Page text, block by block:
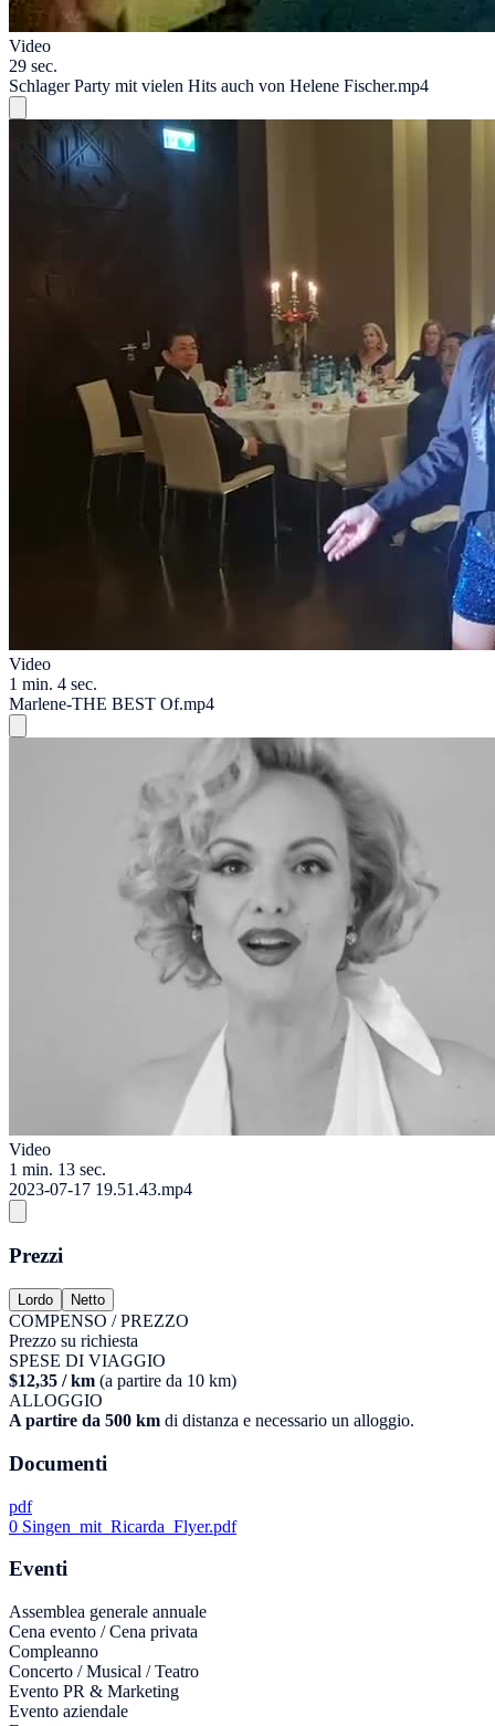
Video
29 sec.
Schlager Party mit vielen Hits auch von Helene Fischer.mp4
Video
1 min. 4 sec.
Marlene-THE BEST Of.mp4
Video
1 min. 13 sec.
2023-07-17 19.51.43.mp4
Prezzi
Lordo Netto
COMPENSO / PREZZO
Prezzo su richiesta
SPESE DI VIAGGIO
$12,35 / km (a partire da 10 km)
ALLOGGIO
A partire da 500 km di distanza e necessario un alloggio.
Documenti
pdf
0 Singen_mit_Ricarda_Flyer.pdf
Eventi
Assemblea generale annuale
Cena evento / Cena privata
Compleanno
Concerto / Musical / Teatro
Evento PR & Marketing
Evento aziendale